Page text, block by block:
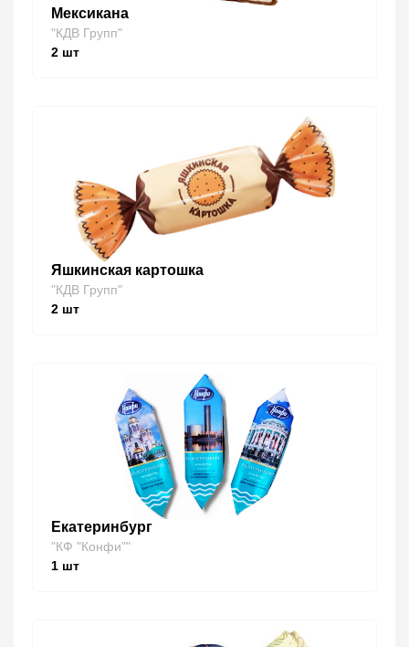
Мексикана
"КДВ Групп"
2 шт
Яшкинская картошка
"КДВ Групп"
2 шт
Екатеринбург
"КФ "Конфи""
1 шт